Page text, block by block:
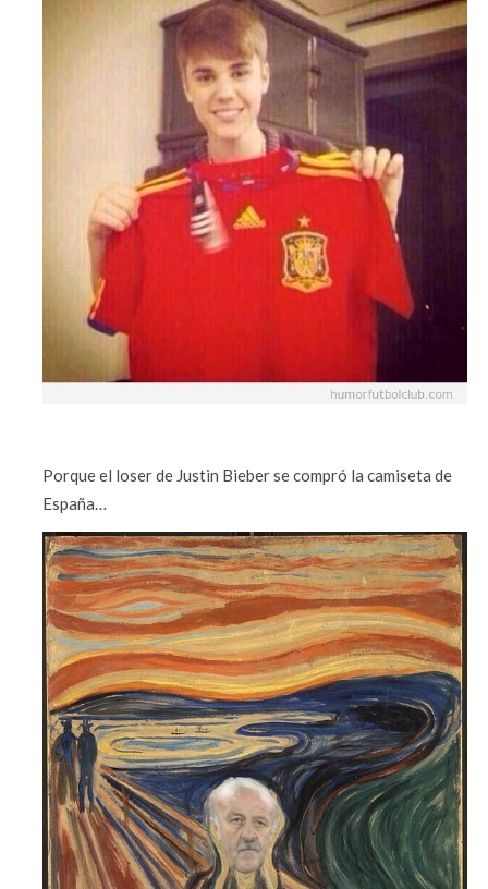
Porque el loser de Justin Bieber se compró la camiseta de
España…